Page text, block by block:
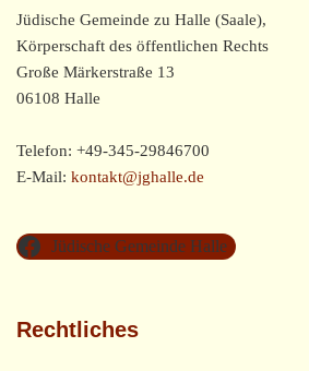
Jüdische Gemeinde zu Halle (Saale),
Körperschaft des öffentlichen Rechts
Große Märkerstraße 13
06108 Halle
Telefon: +49-345-29846700
E-Mail: kontakt@jghalle.de
Jüdische Gemeinde Halle
Rechtliches